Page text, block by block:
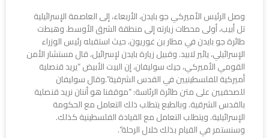
وصل الرئيس الأميركي جو بايدن، الأربعاء، إلى العاصمة الإسرائيلية
تل أبيب، أولى محطات زيارته إلى منطقة الشرق الأوسط. وهبطت
طائرة جو بايدن في مطار بن غوريون، حيث استقبله رئيس الوزراء
الإسرائيلي، يائير لابيد. وقبيل زيارة بايدن لإسرائيل، قال مستشار الأمن
القومي الأميركي، جيك سوليفان، إن البيت الأبيض “يريد قنصلية
أميركية للفلسطينيين في القدس الشرقية”.وقال سوليفان
للصحفيين على متن طائرة الرئاسة: “موقفنا هو أننان نريد قنصلية
بالقدس الشرقية. وبالطبع يتطلب ذلك التعامل مع الحكومة
الإسرائيلية. ويتطلب التعامل مع القيادة الفلسطينية كذلك.
وسنستمر في القيام بذلك خلال الرحلة”.